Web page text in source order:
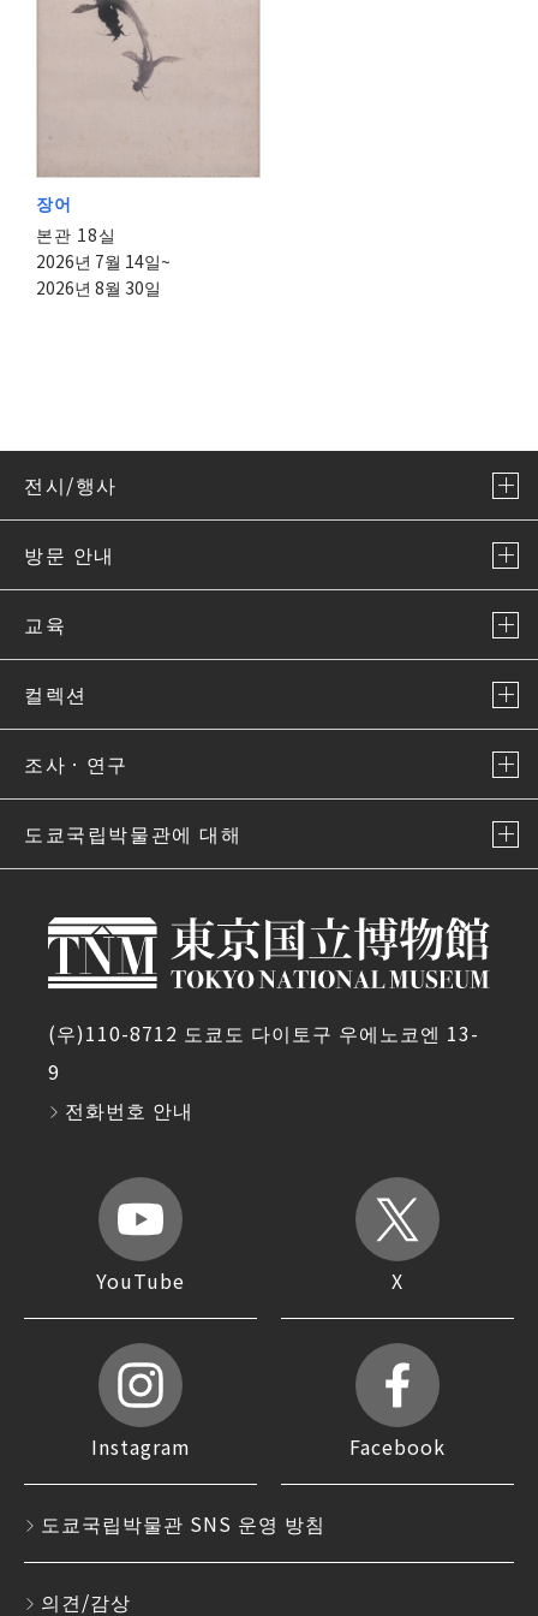
장어
본관 18실
2026년 7월 14일~
2026년 8월 30일
전시/행사
방문 안내
교육
컬렉션
조사ㆍ연구
도쿄국립박물관에 대해
(우)110-8712 도쿄도 다이토구 우에노코엔 13-
9
전화번호 안내
YouTube X
Instagram Facebook
도쿄국립박물관 SNS 운영 방침
의견/감상